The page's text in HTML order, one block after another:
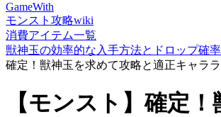
GameWith
モンスト攻略wiki
消費アイテム一覧
獣神玉の効率的な入手方法とドロップ確率
確定！獣神玉を求めて攻略と適正キャラ
【モンスト】確定